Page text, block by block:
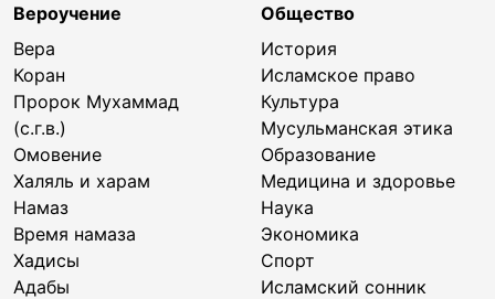
Вероучение
Вера
Коран
Пророк Мухаммад
(с.г.в.)
Омовение
Халяль и харам
Намаз
Время намаза
Хадисы
Адабы
Общество
История
Исламское право
Культура
Мусульманская этика
Образование
Медицина и здоровье
Наука
Экономика
Спорт
Исламский сонник